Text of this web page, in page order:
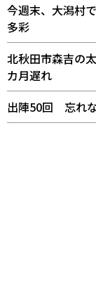
今週末、大潟村
多彩
北秋田市森吉の
カ月遅れ
出陣50回 忘れ